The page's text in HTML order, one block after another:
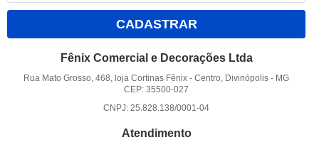
CADASTRAR
Fênix Comercial e Decorações Ltda
Rua Mato Grosso, 468, loja Cortinas Fênix -Centro, Divinópolis - MG
CEP: 35500-027
CNPJ: 25.828.138/0001-04
Atendimento